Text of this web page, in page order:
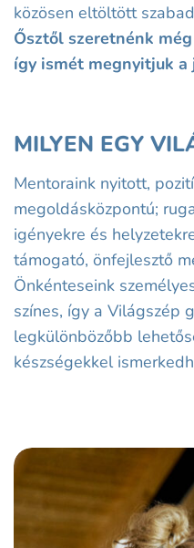
közösen eltöltött
Ősztől szeretnénk
így ismét megnyitjuk
MILYEN EGY
Mentoraink nyitott,
megoldásközpontú;
igényekre és
támogató, önfejlesztő
Önkénteseink
színes, így a Világszép
legkülönbözőbb
készségekkel